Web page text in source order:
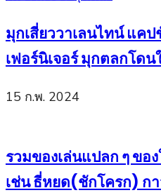
มุกเสี่ยววาเลนไทน์ แค
เฟอร์นิเจอร์ มุกตลกโด
15 ก.พ. 2024
รวมของเล่นแปลก ๆ ขอ
เช่น ธี่หยด(ชักโครก) ก